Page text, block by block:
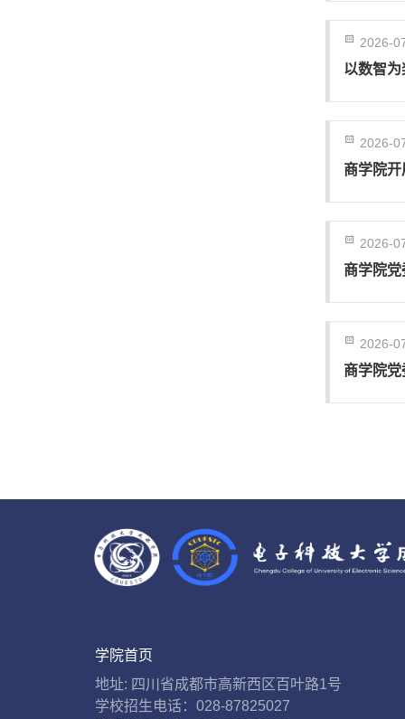
2026-
以数智
2026-
商学院
2026-
商学院
2026-
商学院
学院首页
地址: 四川省成都市高新西区百叶路1号
学校招生电话：028-87825027